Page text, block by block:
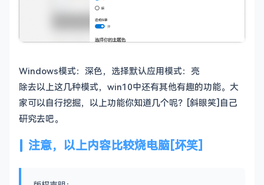
Windows模式：深色，选择默认应用模式：亮
除去以上这几种模式，win10中还有其他有趣的功能。大
家可以自行挖掘，以上功能你知道几个呢？[斜眼笑]自己
研究去吧。
注意，以上内容比较烧电脑[坏笑]